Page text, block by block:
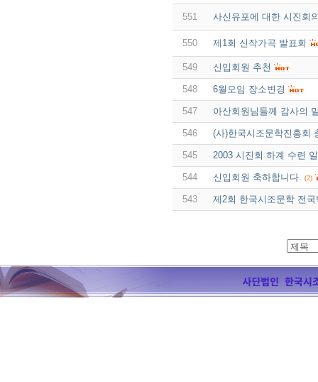
551 사신유포에 대한 시진회
550 제1회 신작가곡 발표회
549 신입회원 추천
548 6월모임 장소변경
547 아산회원님들께 감사의
546 (사)한국시조문학진흥회
545 2003 시진회 하계 수련
544 신입회원 축하합니다. (2)
543 제2회 한국시조문학 전